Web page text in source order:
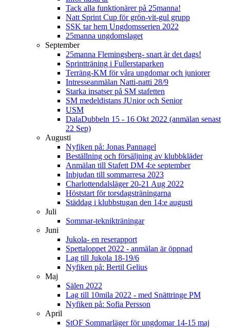
Tack alla funktionärer på 25manna!
Natt Sprint Cup för grön-vit-gul grupp
SSK tar hem Ungdomsserien 2022
25manna ungdomslaget
September
25manna Flemingsberg- snart är det dags!
Sprintträning i Fullerstaparken
Terräng-KM för våra ungdomar och juniorer
Intresseanmälan Natti-natti 28/9
Starka insatser på SM stafetten
SM medeldistans JUnior och Senior
USM
DalaDubbeln 15 - 16 Okt 2022 (anmälan senast
22 Sep)
Augusti
Nyfiken på: Jonas Pannagel
Beställning och försäljning av klubbkläder
Anmälan till Stafett DM 4:e september
Inbjudan till sommarresa 2023
Charlottendalsläger 20-21 Aug 2022
Höststart för torsdagsträningarna
Städdag i klubbstugan den 14:e augusti
Juli
Sommar-teknikträningar
Juni
Jukola- en reserapport
Spettaloppet 2022 - anmälan är öppnad
Lag till Jukola 18-19/6
Nyfiken på: Bertil Gelius
Maj
Sälen 2022
Lag till 10mila 2022 - med Snättringe PM
Nyfiken på: Sofia Persson
April
StOF Sommarläger för ungdomar 14-15 maj